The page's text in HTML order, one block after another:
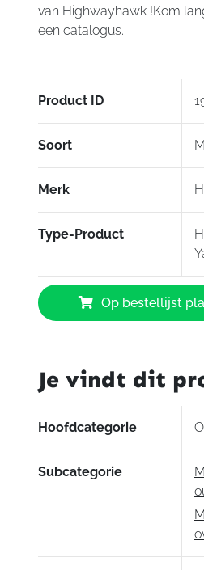
van Highwayhawk !Kom
een catalogus.
Product ID
Soort
Merk
Type-Product
Highwayhawk
Highwaybar
Yamaha
Op bestellijst
Je vindt dit
Hoofdcategorie
Subcategorie